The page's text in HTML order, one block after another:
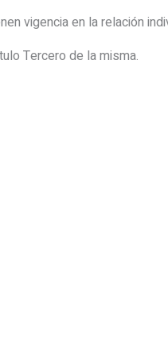
vigencia en la relación
Tercero de la misma.